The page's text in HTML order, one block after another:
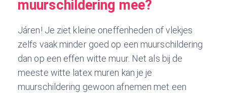
muurschildering mee?
Járen! Je ziet kleine oneffenheden of vlekjes
zelfs vaak minder goed op een muurschildering
dan op een effen witte muur. Net als bij de
meeste witte latex muren kan je je
muurschildering gewoon afnemen met een